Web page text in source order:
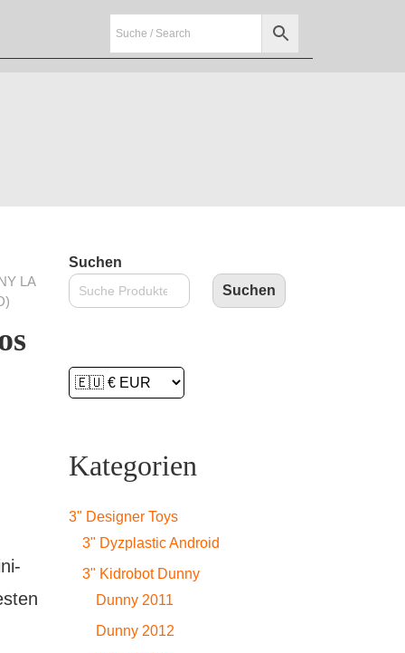
LA
Suchen
Suchen
Kategorien
3" Designer Toys
3" Dyzplastic Android
3" Kidrobot Dunny
Dunny 2011
Dunny 2012